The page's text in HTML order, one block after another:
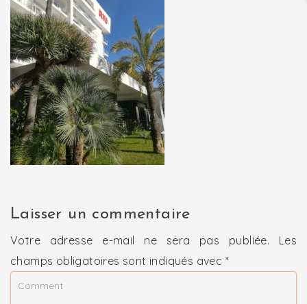
Laisser un commentaire
Votre adresse e-mail ne sera pas publiée.
Les
champs obligatoires sont indiqués avec *